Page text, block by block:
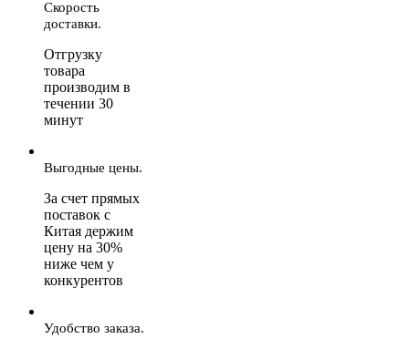
Скорость
доставки.
Отгрузку
товара
производим в
течении 30
минут
Выгодные цены.
За счет прямых
поставок с
Китая держим
цену на 30%
ниже чем у
конкурентов
Удобство заказа.